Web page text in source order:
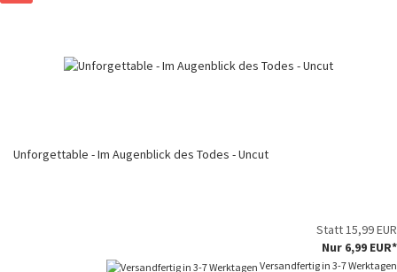
Unforgettable - Im Augenblick des Todes - Uncut
Statt 15,99 EUR
Nur 6,99 EUR*
Versandfertig in 3-7 Werktagen